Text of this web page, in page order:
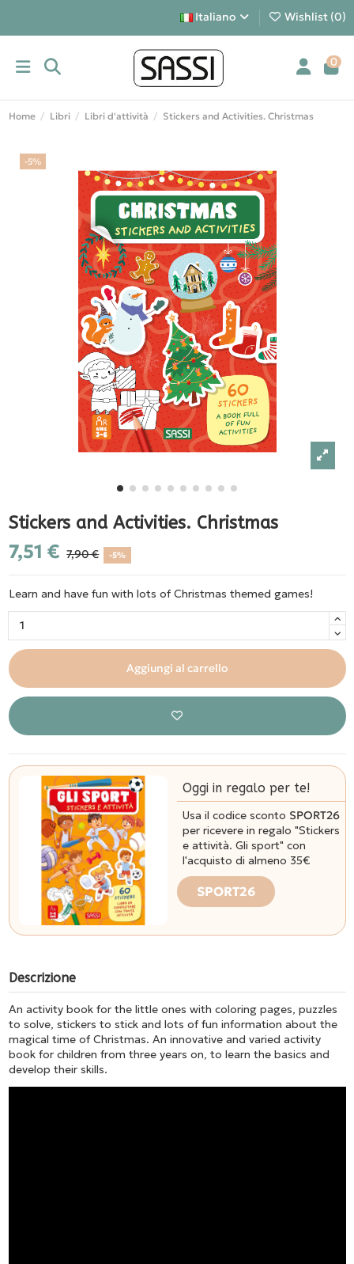
Italiano Wishlist (0)
0
Home Libri Libri d'attività Stickers and Activities. Christmas
-5%
Stickers and Activities. Christmas
7,51 € 7,90 € -5%
Learn and have fun with lots of Christmas themed games!
Aggiungi al carrello
Oggi in regalo per te!
Usa il codice sconto SPORT26
per ricevere in regalo "Stickers
e attività. Gli sport" con
l'acquisto di almeno 35€
SPORT26
Descrizione
An activity book for the little ones with coloring pages, puzzles
to solve, stickers to stick and lots of fun information about the
magical time of Christmas. An innovative and varied activity
book for children from three years on, to learn the basics and
develop their skills.